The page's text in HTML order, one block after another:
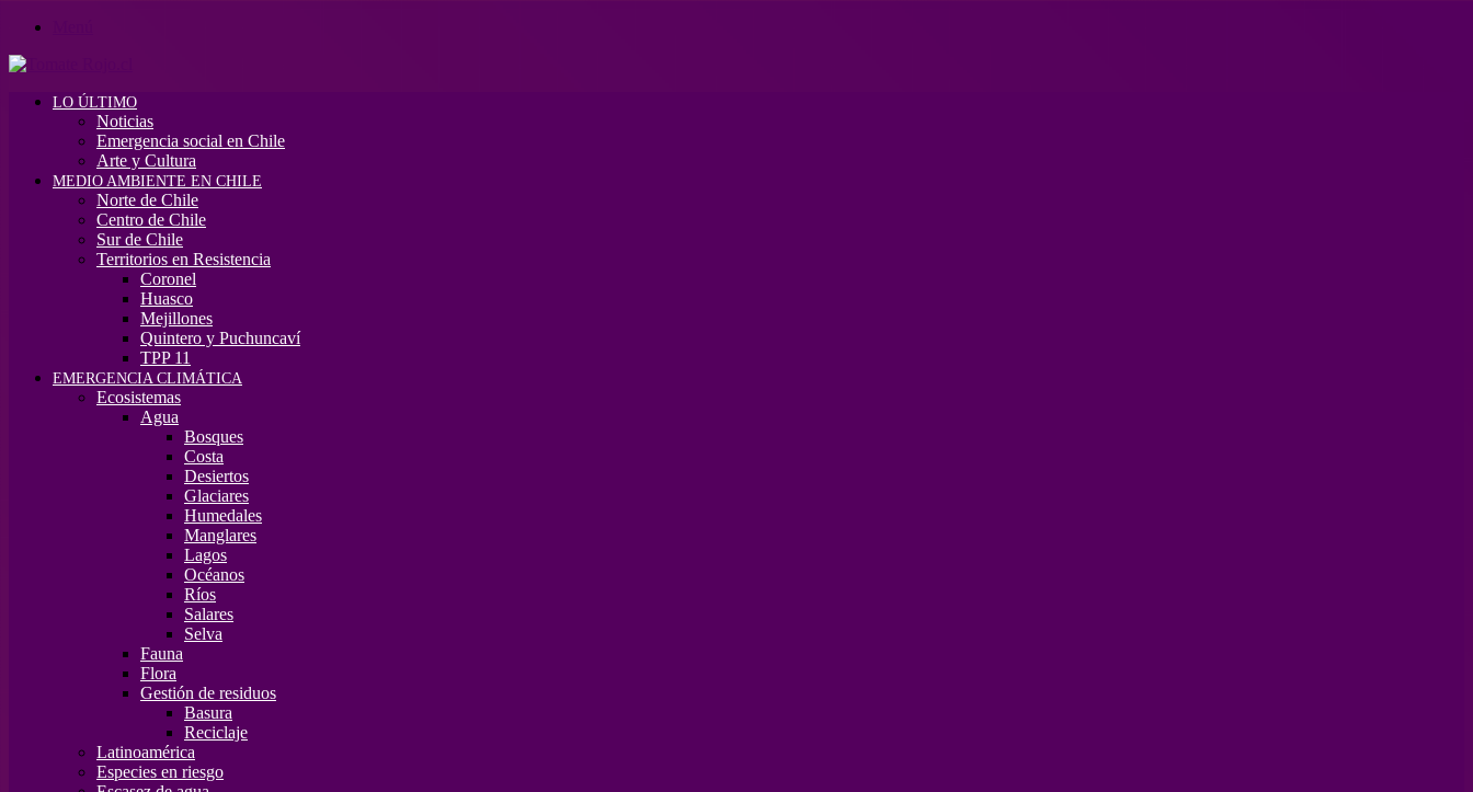
LO ÚLTIMO
Noticias
Emergencia social en Chile
Arte y Cultura
MEDIO AMBIENTE EN CHILE
Norte de Chile
Centro de Chile
Sur de Chile
Territorios en Resistencia
Coronel
Huasco
Mejillones
Quintero y Puchuncaví
TPP 11
EMERGENCIA CLIMÁTICA
Ecosistemas
Agua
Bosques
Costa
Desiertos
Glaciares
Humedales
Manglares
Lagos
Océanos
Ríos
Salares
Selva
Fauna
Flora
Gestión de residuos
Basura
Reciclaje
Latinoamérica
Especies en riesgo